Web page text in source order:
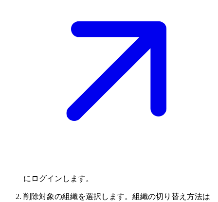
にログインします。
削除対象の組織を選択します。組織の切り替え方法は